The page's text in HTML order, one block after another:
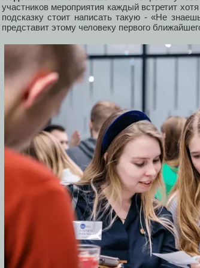
участников мероприятия каждый встретит
подсказку стоит написать такую - «Не
представит этому человеку первого